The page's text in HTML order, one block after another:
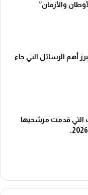
والأزمان”
أهم الرسائل التي جاء
التي قدمت مرشحيها